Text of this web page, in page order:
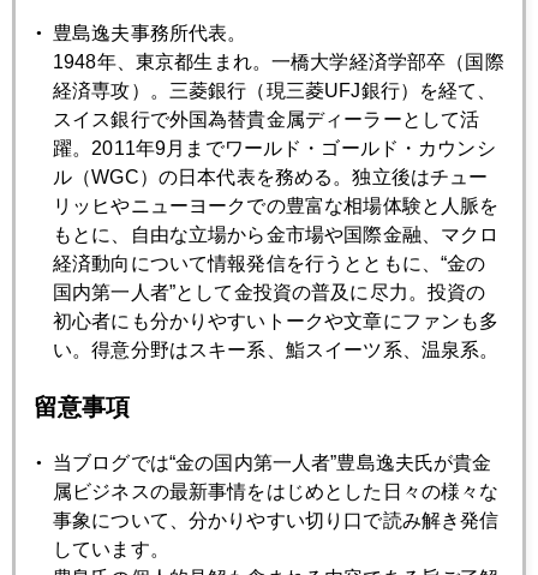
2022年05月27日
「金」を買いたがる日銀ＯＢたち
2022年05月26日
今年のジャクソンホールが特に注目される理由
2022年05月25日
ロシア国債デフォルトの可能性
台湾有事に備えよ
2022年05月23日
バイデン大統領来日、円安問題はスルー
豊島逸夫事務所代表。
1948年、東京都生まれ。一橋大学経済学部卒（国際
経済専攻）。三菱銀行（現三菱UFJ銀行）を経て、
スイス銀行で外国為替貴金属ディーラーとして活
躍。2011年9月までワールド・ゴールド・カウンシ
ル（WGC）の日本代表を務める。独立後はチュー
リッヒやニューヨークでの豊富な相場体験と人脈を
もとに、自由な立場から金市場や国際金融、マクロ
経済動向について情報発信を行うとともに、“金の
国内第一人者”として金投資の普及に尽力。投資の
初心者にも分かりやすいトークや文章にファンも多
い。得意分野はスキー系、鮨スイーツ系、温泉系。
留意事項
当ブログでは“金の国内第一人者”豊島逸夫氏が貴金
属ビジネスの最新事情をはじめとした日々の様々な
事象について、分かりやすい切り口で読み解き発信
しています。